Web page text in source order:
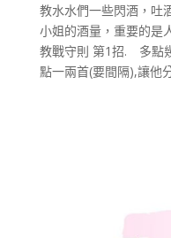
教水水們一些閃酒，吐
小姐的酒量，重要的是
教戰守則 第1招. 多點
點一兩首(要間隔),讓他